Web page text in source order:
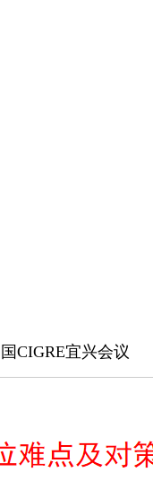
CIGRE宜兴会议